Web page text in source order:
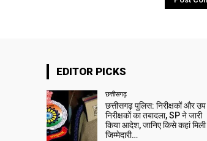
EDITOR PICKS
छत्तीसगढ़
छत्तीसगढ़ पुलिस: निरीक्षकों और उप
निरीक्षकों का तबादला, SP ने जारी
किया आदेश, जानिए किसे कहां मिली
जिम्मेदारी…